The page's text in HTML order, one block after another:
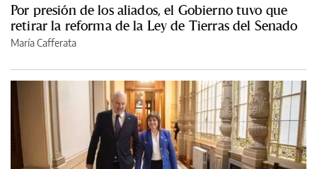
Por presión de los aliados, el Gobierno tuvo que
retirar la reforma de la Ley de Tierras del Senado
María Cafferata